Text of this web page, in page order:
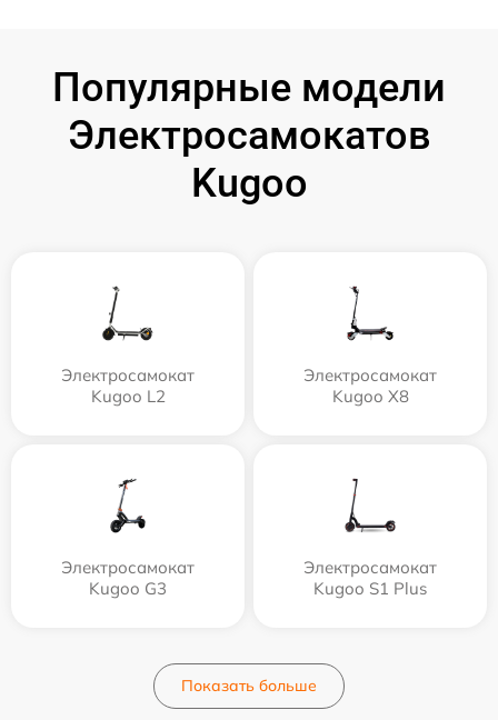
Популярные модели
Электросамокатов
Kugoo
Электросамокат
Kugoo L2
Электросамокат
Kugoo X8
Электросамокат
Kugoo G3
Электросамокат
Kugoo S1 Plus
Показать больше